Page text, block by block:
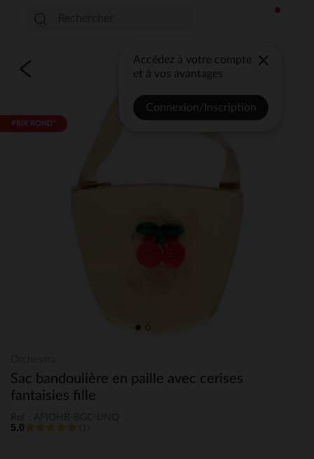
Accédez à votre compte
et à vos avantages
Connexion/Inscription
PRIX ROND*
Sac bandoulière en paille avec cerises
fantaisies fille
5.0